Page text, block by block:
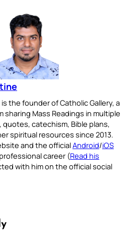
the founder of Catholic Gallery, a
sharing Mass Readings in multiple
quotes, catechism, Bible plans,
spiritual resources since 2013.
and the officialAndroid/iOS
career (Read his
with him on the official social